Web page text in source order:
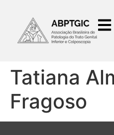
Tatiana
Fragoso